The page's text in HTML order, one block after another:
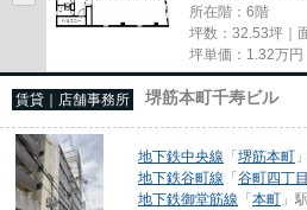
所在階：6階
坪数：32.53坪｜
坪単価： 1.32万円
賃貸｜店舗事務所 堺筋本町千寿ビル
地下鉄中央線 「堺筋本町
地下鉄谷町線 「谷町四丁目
地下鉄御堂筋線 「本町 」